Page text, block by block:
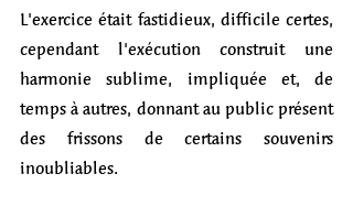
L'exercice était fastidieux, difficile certes,
cependant l'exécution construit une
harmonie sublime, impliquée et, de
temps à autres, donnant au public présent
des frissons de certains souvenirs
inoubliables.